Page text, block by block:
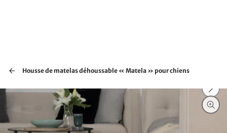
Housse de matelas déhoussable « Matela » pour chiens